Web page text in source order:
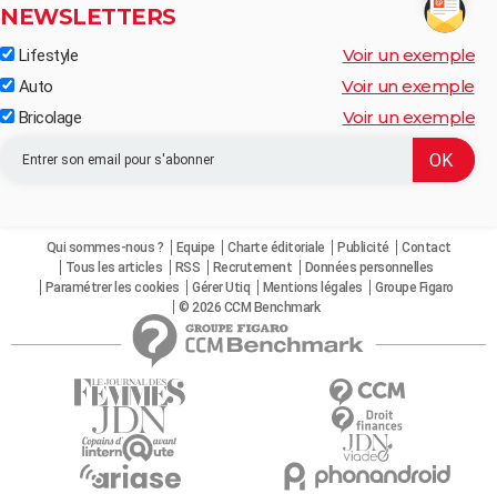
NEWSLETTERS
Lifestyle Voir un exemple
Auto Voir un exemple
Bricolage Voir un exemple
Qui sommes-nous ? Equipe Charte éditoriale Publicité
Contact
Tous les articles
RSS Recrutement
Données personnelles
Paramétrer les cookies
Gérer Utiq Mentions légales
Groupe Figaro
© 2026 CCM Benchmark